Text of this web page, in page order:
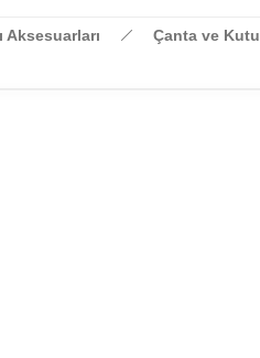
Aksesuarları Çanta ve